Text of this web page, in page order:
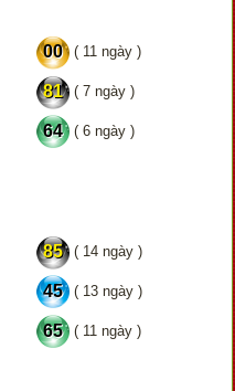
00 ( 11 ngày )
81 ( 7 ngày )
64 ( 6 ngày )
85 ( 14 ngày )
45 ( 13 ngày )
65 ( 11 ngày )